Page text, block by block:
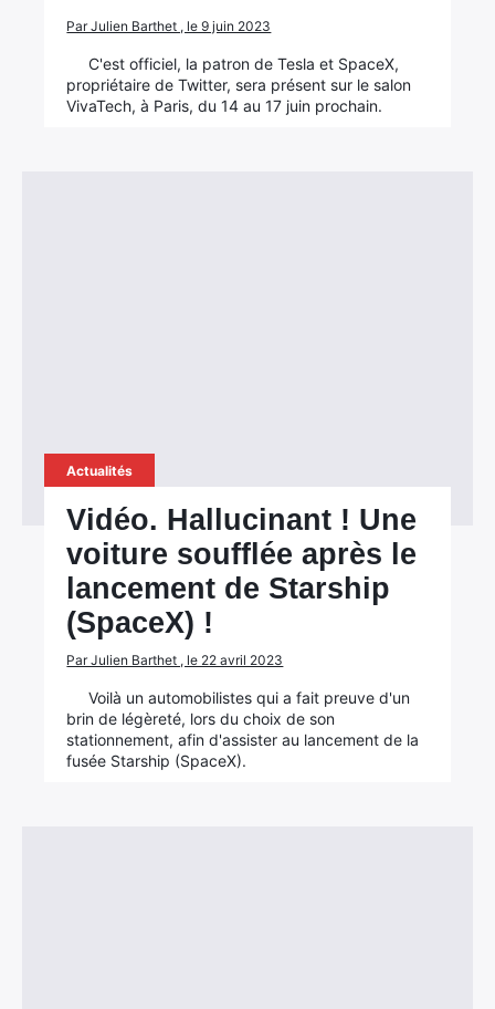
Par Julien Barthet , le 9 juin 2023
C'est officiel, la patron de Tesla et SpaceX,
propriétaire de Twitter, sera présent sur le salon
VivaTech, à Paris, du 14 au 17 juin prochain.
Actualités
Vidéo. Hallucinant ! Une
voiture soufflée après le
lancement de Starship
(SpaceX) !
Par Julien Barthet , le 22 avril 2023
Voilà un automobilistes qui a fait preuve d'un
brin de légèreté, lors du choix de son
stationnement, afin d'assister au lancement de la
fusée Starship (SpaceX).